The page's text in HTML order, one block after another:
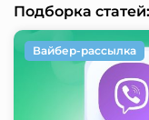
Подборка статей:
Вайбер-рассылка